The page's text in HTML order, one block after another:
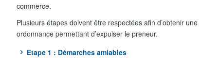
commerce.
Plusieurs étapes doivent être respectées afin d’obtenir une
ordonnance permettant d’expulser le preneur.
Etape 1 : Démarches amiables